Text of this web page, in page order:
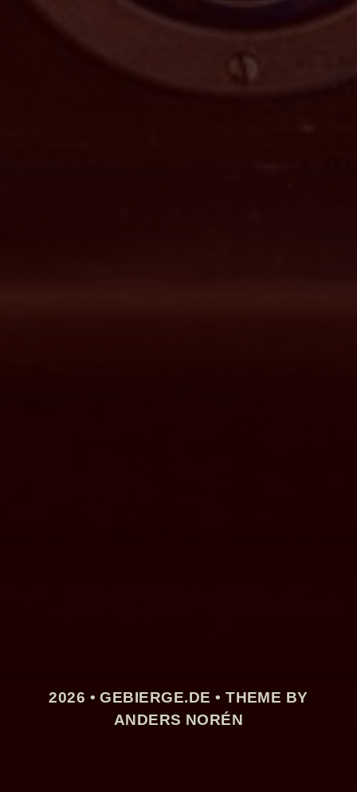
2026 •GEBIERGE.DE • THEME BY
ANDERS NORÉN